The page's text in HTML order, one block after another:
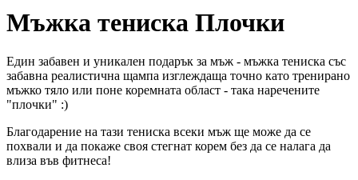
Мъжка тениска Плочки
Един забавен и уникален подарък за мъж - мъжка тениска със
забавна реалистична щампа изглеждаща точно като тренирано
мъжко тяло или поне коремната област - така наречените
"плочки" :)
Благодарение на тази тениска всеки мъж ще може да се
похвали и да покаже своя стегнат корем без да се налага да
влиза във фитнеса!